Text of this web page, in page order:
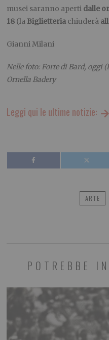
musei saranno aperti dalle
18 (la Biglietteria chiuderà
Gianni Milani
Nelle foto: Forte di Bard, oggi
Ornella Badery
Leggi qui le ultime notizie:
ARTE
POTREBBE